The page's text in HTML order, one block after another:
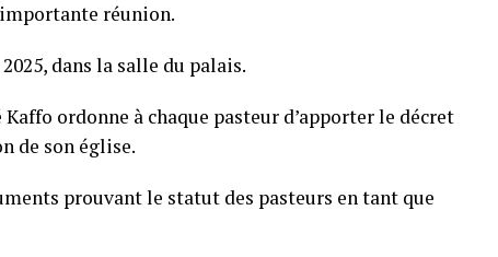
réunion.
dans la salle du palais.
ordonne à chaque pasteur d’apporter le décret
de son église.
prouvant le statut des pasteurs en tant que